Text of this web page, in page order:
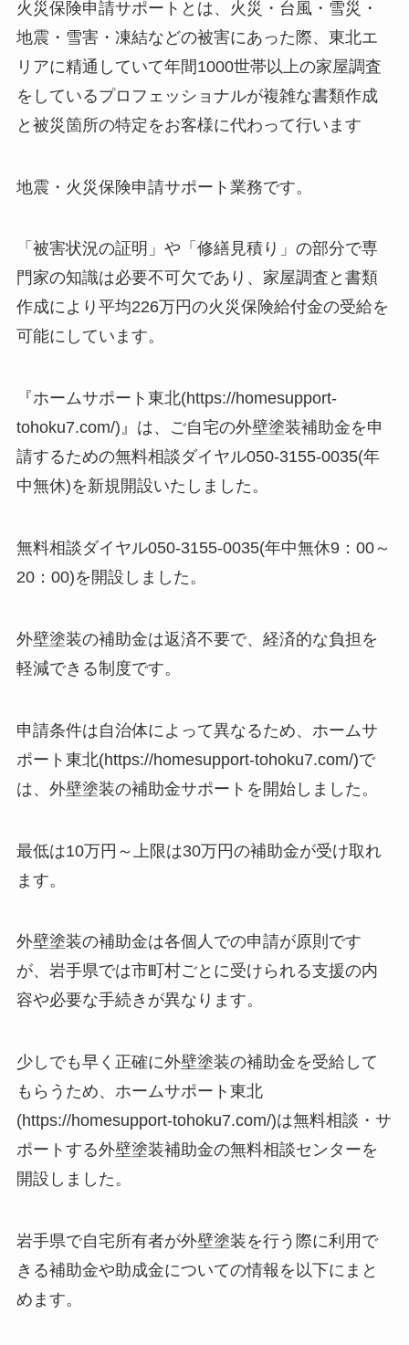
火災保険申請サポートとは、火災・台風・雪災・
地震・雪害・凍結などの被害にあった際、東北エ
リアに精通していて年間1000世帯以上の家屋調査
をしているプロフェッショナルが複雑な書類作成
と被災箇所の特定をお客様に代わって行います
地震・火災保険申請サポート業務です。
「被害状況の証明」や「修繕見積り」の部分で専
門家の知識は必要不可欠であり、家屋調査と書類
作成により平均226万円の火災保険給付金の受給を
可能にしています。
『ホームサポート東北(https://homesupport-
tohoku7.com/)』は、ご自宅の外壁塗装補助金を申
請するための無料相談ダイヤル050-3155-0035(年
中無休)を新規開設いたしました。
無料相談ダイヤル050-3155-0035(年中無休9：00～
20：00)を開設しました。
外壁塗装の補助金は返済不要で、経済的な負担を
軽減できる制度です。
申請条件は自治体によって異なるため、ホームサ
ポート東北(https://homesupport-tohoku7.com/)で
は、外壁塗装の補助金サポートを開始しました。
最低は10万円～上限は30万円の補助金が受け取れ
ます。
外壁塗装の補助金は各個人での申請が原則です
が、岩手県では市町村ごとに受けられる支援の内
容や必要な手続きが異なります。
少しでも早く正確に外壁塗装の補助金を受給して
もらうため、ホームサポート東北
(https://homesupport-tohoku7.com/)は無料相談・サ
ポートする外壁塗装補助金の無料相談センターを
開設しました。
岩手県で自宅所有者が外壁塗装を行う際に利用で
きる補助金や助成金についての情報を以下にまと
めます。